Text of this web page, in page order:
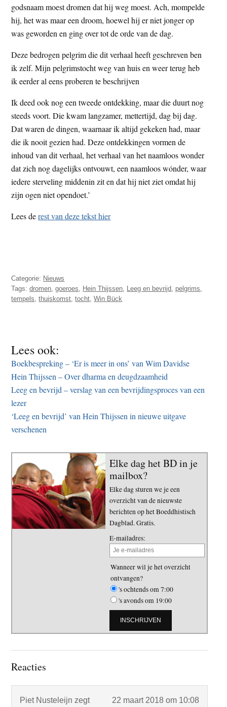
godsnaam moest dromen dat hij weg moest. Ach, mompelde
hij, het was maar een droom, hoewel hij er niet jonger op
was geworden en ging over tot de orde van de dag.
Deze bedrogen pelgrim die dit verhaal heeft geschreven ben
ik zelf. Mijn pelgrimstocht weg van huis en weer terug heb
ik eerder al eens proberen te beschrijven
Ik deed ook nog een tweede ontdekking, maar die duurt nog
steeds voort. Die kwam langzamer, mettertijd, dag bij dag.
Dat waren de dingen, waarnaar ik altijd gekeken had, maar
die ik nooit gezien had. Deze ontdekkingen vormen de
inhoud van dit verhaal, het verhaal van het naamloos wonder
dat zich nog dagelijks ontvouwt, een naamloos wónder, waar
iedere sterveling middenin zit en dat hij niet ziet omdat hij
zijn ogen niet opendoet.’
Lees derest van deze tekst hier
Categorie: Nieuws
Tags:dromen ,goeroes Hein Thijssen Leeg en bevrijd pelgrims
tempels ,thuiskomst ,tocht ,Win Bück
Lees ook:
Boekbespreking – ‘Er is meer in ons’ van Wim Davidse
Hein Thijssen – Over dharma en deugdzaamheid
Leeg en bevrijd – verslag van een bevrijdingsproces van een
lezer
‘Leeg en bevrijd’ van Hein Thijssen in nieuwe uitgave
verschenen
Elke dag het BD in je
mailbox?
Elke dag sturen we je een
overzicht van de nieuwste
berichten op het Boeddhistisch
Dagblad. Gratis.
E-mailadres:
Wanneer wil je het overzicht
ontvangen?
's ochtends om 7:00
's avonds om 19:00
Lees
Reacties
Piet Nusteleijn zegt 22 maart 2018 om 10:08